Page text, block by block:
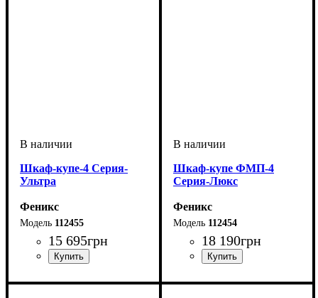
Шкаф-купе-4 Серия-
Ультра
Феникс
112455
15 695грн
Шкаф-купе ФМП-4
Серия-Люкс
Феникс
112454
18 190грн